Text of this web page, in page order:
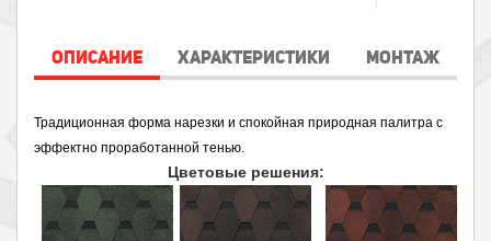
ОПИСАНИЕ ХАРАКТЕРИСТИКИ МОНТАЖ
Традиционная форма нарезки и спокойная природная палитра с
эффектно проработанной тенью.
Цветовые решения: